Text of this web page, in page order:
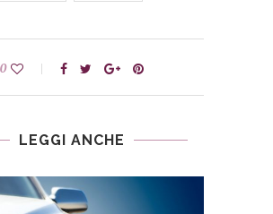
0
LEGGI ANCHE